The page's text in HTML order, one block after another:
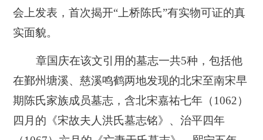
会上发表，首次揭开“上桥陈氏”有实物可证的真
实面貌。
章国庆在该文引用的墓志一共5种，包括他
在鄞州塘溪、慈溪鸣鹤两地发现的北宋至南宋早
期陈氏家族成员墓志，含北宋嘉祐七年（1062）
四月的《宋故夫人洪氏墓志铭》、治平四年